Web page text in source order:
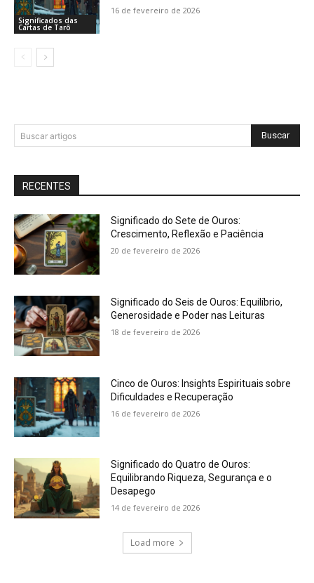
Significados das
Cartas de Tarô
16 de fevereiro de 2026
Buscar artigos Buscar
RECENTES
Significado do Sete de Ouros:
Crescimento, Reflexão e Paciência
20 de fevereiro de 2026
Significado do Seis de Ouros: Equilíbrio,
Generosidade e Poder nas Leituras
18 de fevereiro de 2026
Cinco de Ouros: Insights Espirituais sobre
Dificuldades e Recuperação
16 de fevereiro de 2026
Significado do Quatro de Ouros:
Equilibrando Riqueza, Segurança e o
Desapego
14 de fevereiro de 2026
Load more